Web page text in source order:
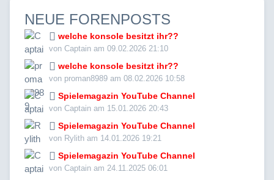
NEUE FORENPOSTS
welche konsole besitzt ihr??
von Captain am 09.02.2026 21:10
welche konsole besitzt ihr??
von proman8989 am 08.02.2026 10:58
Spielemagazin YouTube Channel
von Captain am 15.01.2026 20:43
Spielemagazin YouTube Channel
von Rylith am 14.01.2026 19:21
Spielemagazin YouTube Channel
von Captain am 24.11.2025 06:01